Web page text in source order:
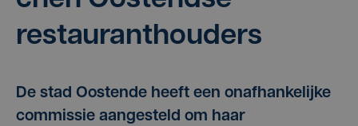
restauranthouders
De stad Oostende heeft een onafhankelijke
commissie aangesteld om haar